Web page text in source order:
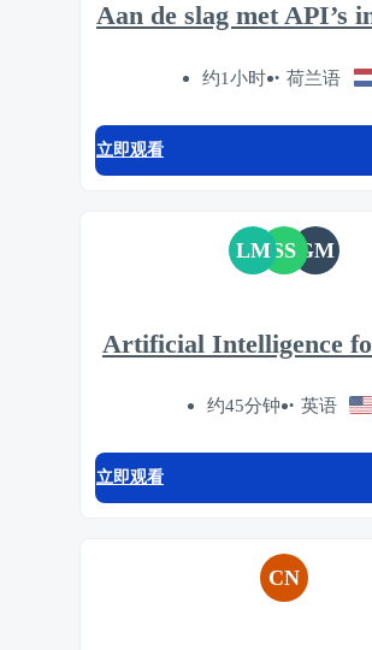
Aan de slag met API’s
约1小时 荷兰语
立即观看
LM SS GM
Artificial Intelligence
约45分钟 英语
立即观看
CN